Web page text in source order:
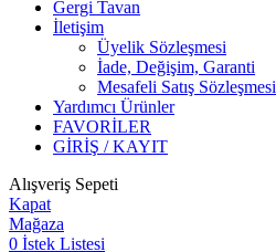
Gergi Tavan
İletişim
Üyelik Sözleşmesi
İade, Değişim, Garanti
Mesafeli Satış Sözleşmesi
Yardımcı Ürünler
FAVORİLER
GİRİŞ / KAYIT
Alışveriş Sepeti
Kapat
Mağaza
0 İstek Listesi